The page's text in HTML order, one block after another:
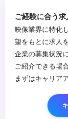
ご経験に合う求
映像業界に特化
望をもとに求人
企業の募集状況
ご紹介できる場
まずはキャリア